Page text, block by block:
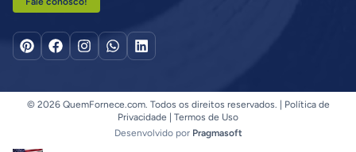
© 2026 QuemFornece.com. Todos os direitos reservados. |
Política de
Privacidade
Termos de Uso
Desenvolvido por Pragmasoft